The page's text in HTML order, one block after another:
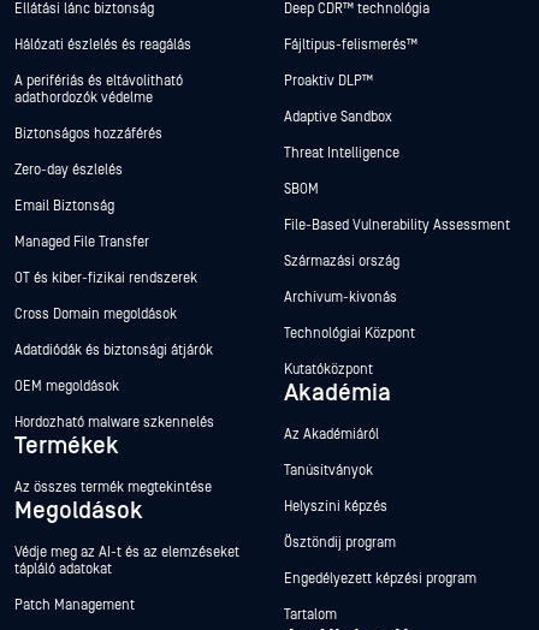
Ellátási lánc biztonság
Hálózati észlelés és reagálás
A perifériás és eltávolítható
adathordozók védelme
Biztonságos hozzáférés
Zero-day észlelés
Email Biztonság
Managed File Transfer
OT és kiber-fizikai rendszerek
Cross Domain megoldások
Adatdiódák és biztonsági átjárók
OEM megoldások
Hordozható malware szkennelés
Termékek
Az összes termék megtekintése
Megoldások
Védje meg az AI-t és az elemzéseket
tápláló adatokat
Patch Management
Deep CDR™ technológia
Fájltípus-felismerés™
Proaktív DLP™
Adaptive Sandbox
Threat Intelligence
SBOM
File-Based Vulnerability Assessment
Származási ország
Archívum-kivonás
Technológiai Központ
Kutatóközpont
Akadémia
Az Akadémiáról
Tanúsítványok
Helyszíni képzés
Ösztöndíj program
Engedélyezett képzési program
Tartalom